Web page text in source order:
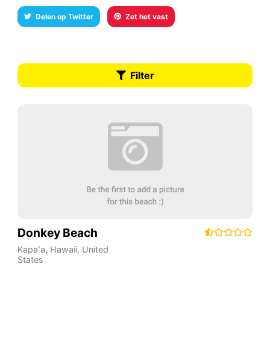
Delen op Twitter Zet het vast
Filter
Donkey Beach
Kapaʻa, Hawaii, United
States